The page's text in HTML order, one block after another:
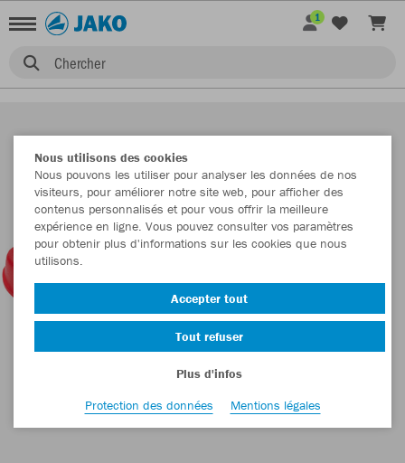
Chercher
1
Nous utilisons des cookies
Nous pouvons les utiliser pour analyser les données de nos
visiteurs, pour améliorer notre site web, pour afficher des
contenus personnalisés et pour vous offrir la meilleure
expérience en ligne. Vous pouvez consulter vos paramètres
pour obtenir plus d'informations sur les cookies que nous
utilisons.
Accepter tout
Tout refuser
Plus d'infos
Protection des données
Mentions légales